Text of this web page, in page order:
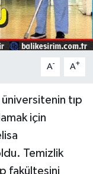
A- A+
üniversitenin tıp
için
Temizlik
fakültesini